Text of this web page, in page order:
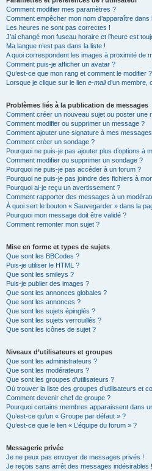
Comment modifier mes paramètres ?
Comment empêcher mon nom d’apparaître
Les heures ne sont pas correctes !
J’ai changé mon fuseau horaire et l’heure est
Ma langue n’est pas dans la liste !
A quoi correspondent les images à proximité de
Comment puis-je afficher un avatar ?
Qu’est-ce que mon rang et comment le modifier ?
Lorsque je clique sur le lien e-maild’un membre,
Problèmes liés à la publication de messages
Comment créer un nouveau sujet ou poster une
Comment modifier ou supprimer un message ?
Comment ajouter une signature à mes
Comment créer un sondage ?
Pourquoi ne puis-je pas ajouter plus d’options à
Comment modifier ou supprimer un sondage ?
Pourquoi ne puis-je pas accéder à un forum ?
Pourquoi ne puis-je pas joindre des fichiers à
Pourquoi ai-je reçu un avertissement ?
Comment rapporter des messages à un
À quoi sert le bouton « Sauvegarder » dans la
Pourquoi mon message doit être validé ?
Comment remonter mon sujet ?
Mise en forme et types de sujets
Que sont les BBCodes ?
Puis-je utiliser le HTML ?
Que sont les smileys ?
Puis-je publier des images ?
Que sont les annonces globales ?
Que sont les annonces ?
Que sont les sujets épinglés ?
Que sont les sujets verrouillés ?
Que sont les icônes de sujet ?
Niveaux d’utilisateurs et groupes
Que sont les administrateurs ?
Que sont les modérateurs ?
Que sont les groupes d’utilisateurs ?
Où trouver la liste des groupes d’utilisateurs et
Comment devenir chef de groupe ?
Pourquoi certains membres apparaissent dans
Qu’est-ce qu’un « Groupe par défaut » ?
Qu’est-ce que le lien « L’équipe du forum » ?
Messagerie privée
Je ne peux pas envoyer de messages privés !
Je reçois sans arrêt des messages indésirables !